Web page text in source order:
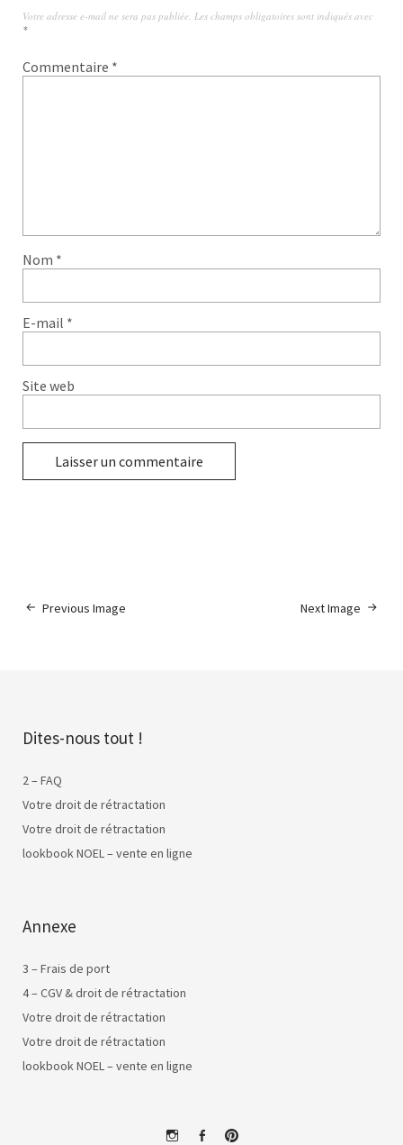
Votre adresse e-mail ne sera pas publiée. Les champs obligatoires sont indiqués avec
*
Commentaire *
Nom *
E-mail *
Site web
Next Image
Previous Image
Dites-nous tout !
2 – FAQ
Votre droit de rétractation
Votre droit de rétractation
lookbook NOEL – vente en ligne
Annexe
3 – Frais de port
4 – CGV & droit de rétractation
Votre droit de rétractation
Votre droit de rétractation
lookbook NOEL – vente en ligne